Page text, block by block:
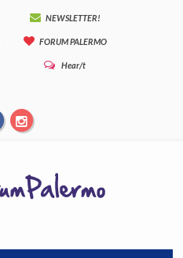
NEWSLETTER!
FORUM PALERMO
Hear/t